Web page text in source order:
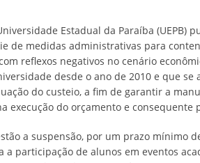
Estadual da Paraíba (UEPB)
de medidas administrativas para
reflexos negativos no cenário
desde o ano de 2010 e que
do custeio, a fim de garantir a
execução do orçamento e
a suspensão, por um prazo mínimo
a participação de alunos em eventos